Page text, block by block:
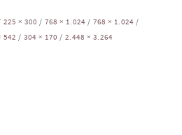
225 × 300 / 768 × 1.024 / 768 × 1.024 /
542 / 304 × 170 / 2.448 × 3.264